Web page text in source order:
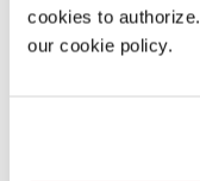
cookies to
our cookie policy.